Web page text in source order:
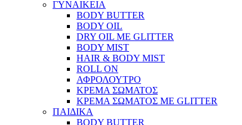
ΓΥΝΑΙΚΕΙΑ
BODY BUTTER
BODY OIL
DRY OIL ΜΕ GLITTER
BODY MIST
HAIR & BODY MIST
ROLL ON
ΑΦΡΟΛΟΥΤΡΟ
ΚΡΕΜΑ ΣΩΜΑΤΟΣ
ΚΡΕΜΑ ΣΩΜΑΤΟΣ ΜΕ GLITTER
ΠΑΙΔΙΚΑ
BODY BUTTER